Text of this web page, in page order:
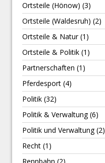
Ortsteile (Hönow) (3)
Ortsteile (Waldesruh) (2)
Ortsteile & Natur(1)
Ortsteile & Politik (1)
Partnerschaften (1)
Pferdesport (4)
Politik (32)
Politik & Verwaltung(6)
Politik und Verwaltung(2)
Recht (1)